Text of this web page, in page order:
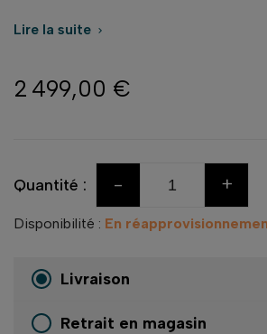
Lire la suite 
2 499,00 €
Quantité : - +
Disponibilité : En
Livraison
Retrait en magasin